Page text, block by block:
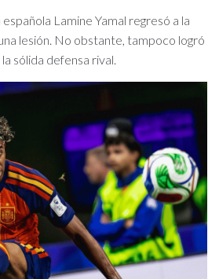
Lamine Yamal regresó a la
lesión. No obstante, tampoco logró
sólida defensa rival.